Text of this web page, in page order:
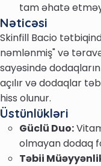
tam əhatə
Nəticəsi
Skinfill Bacio
nəmlənmiş" və
sayəsində
açılır və dodaqlar
hiss olunur.
Üstünlükləri
Güclü Duo:
olmayan dodaq
Təbii